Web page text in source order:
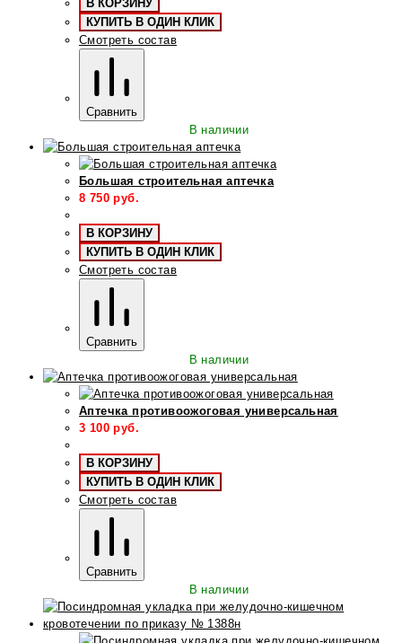
В КОРЗИНУ
КУПИТЬ В ОДИН КЛИК
Смотреть состав
Сравнить
В наличии
Большая строительная аптечка
8 750 руб.
В КОРЗИНУ
КУПИТЬ В ОДИН КЛИК
Смотреть состав
Сравнить
В наличии
Аптечка противоожоговая универсальная
3 100 руб.
В КОРЗИНУ
КУПИТЬ В ОДИН КЛИК
Смотреть состав
Сравнить
В наличии